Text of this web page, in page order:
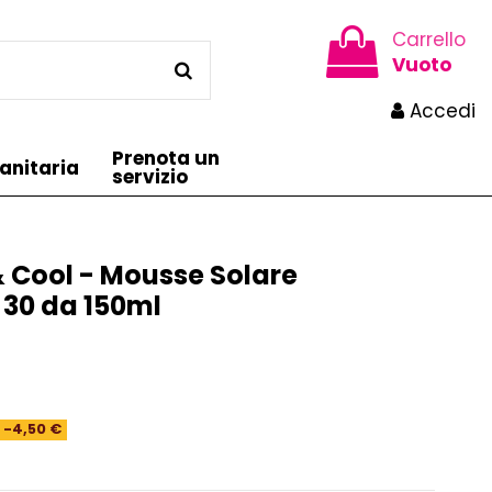
Carrello
Vuoto
Accedi
Prenota un
servizio
Cool - Mousse Solare
da 150ml
-4,50 €